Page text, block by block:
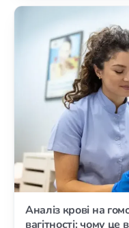
Аналіз крові на
вагітності: чому